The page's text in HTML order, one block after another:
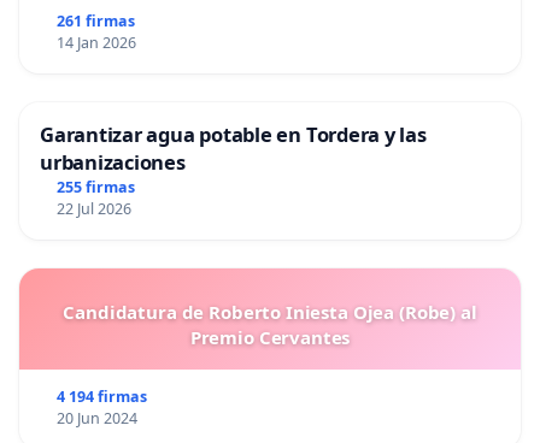
Txema
Guijarro
Vanessa
Lillo Gómez
Diputada Unidas Podemos Asamblea
de Madrid
Santisteve
Bernués
Concejala Zaragoza en Común.
261 firmas
14 Jan 2026
Garantizar agua potable en Tordera y las
urbanizaciones
255 firmas
22 Jul 2026
Candidatura de Roberto Iniesta Ojea (Robe) al
Premio Cervantes
4 194 firmas
20 Jun 2024